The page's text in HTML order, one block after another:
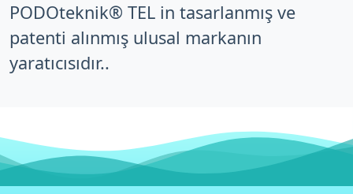
PODOteknik®️ TEL in tasarlanmış ve
patenti alınmış ulusal markanın
yaratıcısıdır..